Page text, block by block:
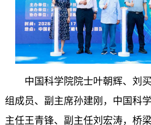
中国科学院院士叶朝辉、刘
组成员、副主席孙建刚，中国科
主任王青锋、副主任刘宏涛，桥